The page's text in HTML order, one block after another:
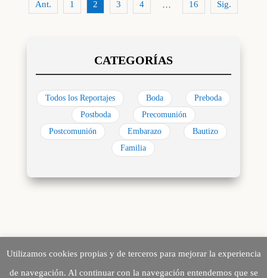
Ant. 1 2 3 4 … 16 Sig.
Todos los Reportajes Boda
Preboda
Postboda
Precomunión
Postcomunión
Embarazo
Bautizo
Familia
Utilizamos cookies propias y de terceros para mejorar la experiencia
de navegación. Al continuar con la navegación entendemos que se